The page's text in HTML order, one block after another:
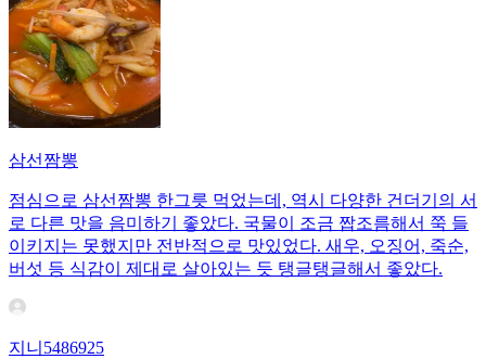
삼선짬뽕
점심으로 삼선짬뽕 한그릇 먹었는데, 역시 다양한 건더기의 서
로 다른 맛을 음미하기 좋았다. 국물이 조금 짭조름해서 쭉 들
이키지는 못했지만 전반적으로 맛있었다. 새우, 오징어, 죽순,
버섯 등 식감이 제대로 살아있는 듯 탱글탱글해서 좋았다.
지니5486925